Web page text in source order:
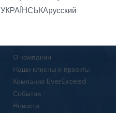
О компании
Наши клиены и проекты
Компания EverExceed
События
Новости
УКРАЇНСЬКАрусский